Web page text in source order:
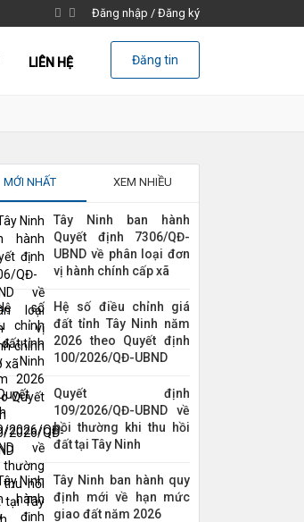
Đăng nhập / Đăng ký
LIÊN HỆ Đăng tin
MỚI NHẤT XEM NHIỀU
Tây Ninh ban hành
Quyết định 7306/QĐ-
UBND về phân loại đơn
vị hành chính cấp xã
Hệ số điều chỉnh giá
đất tỉnh Tây Ninh năm
2026 theo Quyết định
100/2026/QĐ-UBND
Quyết định
109/2026/QĐ-UBND về
bồi thường khi thu hồi
đất tại Tây Ninh
Tây Ninh ban hành quy
định mới về hạn mức
giao đất năm 2026